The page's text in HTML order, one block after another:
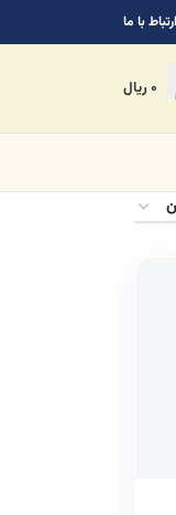
ارتباط با ما
0ریال